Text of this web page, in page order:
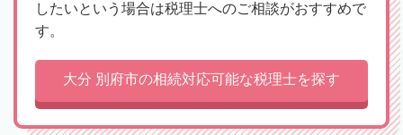
したいという場合は税理士へのご相談がおすすめで
す。
大分 別府市の相続対応可能な税理士を探す